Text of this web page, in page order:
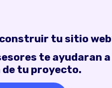
tu sitio
te ayudaran
tu proyecto.